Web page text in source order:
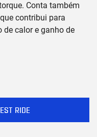
Conta também
contribui para
de calor e ganho de
RIDE